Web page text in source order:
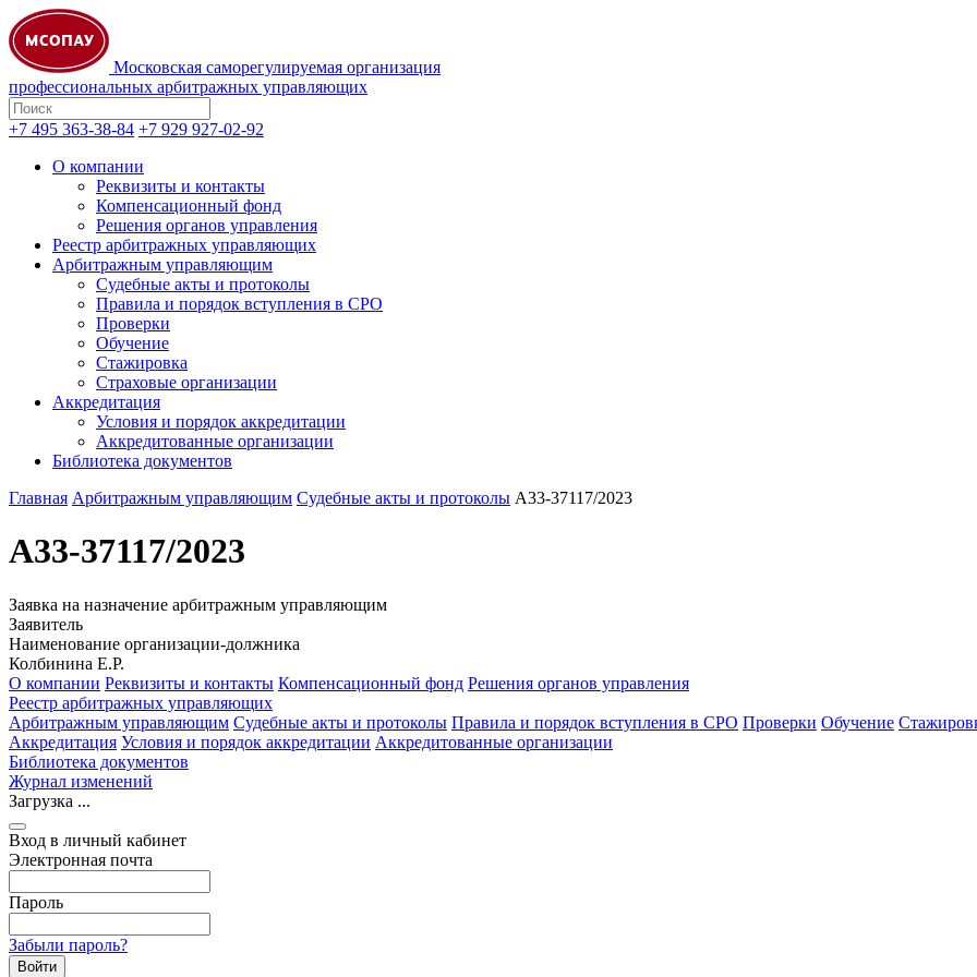
Московская саморегулируемая организация
профессиональных арбитражных управляющих
+7 495 363-38-84 +7 929 927-02-92
О компании
Реквизиты и контакты
Компенсационный фонд
Решения органов управления
Реестр арбитражных управляющих
Арбитражным управляющим
Судебные акты и протоколы
Правила и порядок вступления в СРО
Проверки
Обучение
Стажировка
Страховые организации
Аккредитация
Условия и порядок аккредитации
Аккредитованные организации
Библиотека документов
Главная Арбитражным управляющим Судебные акты и протоколы А33-37117/2023
А33-37117/2023
Заявка на назначение арбитражным управляющим
Заявитель
Наименование организации-должника
Колбинина Е.Р.
О компании Реквизиты и контакты Компенсационный фонд Решения органов управления
Реестр арбитражных управляющих
Арбитражным управляющим Судебные акты и протоколы Правила и порядок вступления в СРО Проверки Обучение
Аккредитация Условия и порядок аккредитации Аккредитованные организации
Библиотека документов
Журнал изменений
Загрузка ...
Вход в личный кабинет
Электронная почта
Пароль
Забыли пароль?